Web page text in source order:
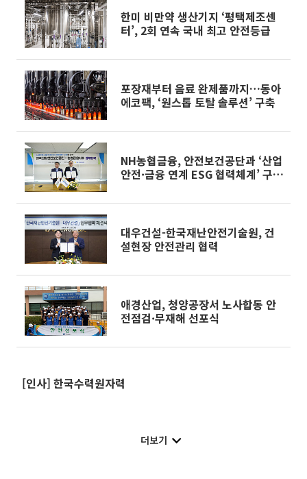
한미 비만약 생산기지 ‘평택제조센
터’, 2회 연속 국내 최고 안전등급
포장재부터 음료 완제품까지…동아
에코팩, ‘원스톱 토탈 솔루션’ 구축
NH농협금융, 안전보건공단과 ‘산업
안전·금융 연계 ESG 협력체계’ 구
대우건설-한국재난안전기술원, 건
설현장 안전관리 협력
애경산업, 청양공장서 노사합동 안
전점검·무재해 선포식
[인사] 한국수력원자력
더보기